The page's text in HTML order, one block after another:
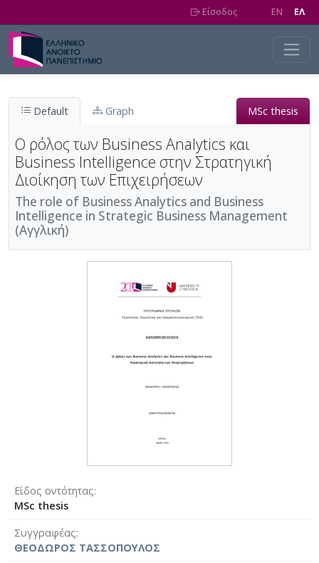
Είσοδος EN EΛ
Default Graph MSc thesis
Ο ρόλος των Business Analytics και
Business Intelligence στην Στρατηγική
Διοίκηση των Επιχειρήσεων
The role of Business Analytics and Business
Intelligence in Strategic Business Management
(Αγγλική)
Είδος οντότητας
MSc thesis
Συγγραφέας
ΘΕΟΔΩΡΟΣ ΤΑΣΣΟΠΟΥΛΟΣ